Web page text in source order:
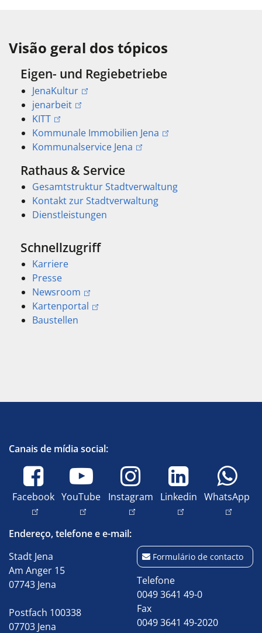
Visão geral dos tópicos
Eigen- und Regiebetriebe
JenaKultur
jenarbeit
KITT
Kommunale Immobilien Jena
Kommunalservice Jena
Rathaus & Service
Gesamtstruktur Stadtverwaltung
Kontakt zur Stadtverwaltung
Dienstleistungen
Schnellzugriff
Karriere
Presse
Newsroom
Kartenportal
Baustellen
Canais de mídia social:
Facebook YouTube Instagram Linkedin WhatsApp
Endereço, telefone e e-mail:
Stadt Jena
Am Anger 15
07743 Jena
Postfach 100338
07703 Jena
Formulário de contacto
Telefone
0049 3641 49-0
Fax
0049 3641 49-2020